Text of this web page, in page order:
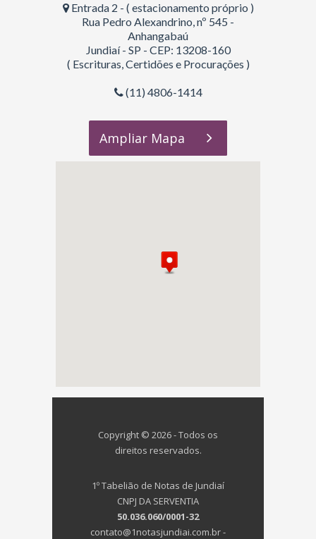
Entrada 2 - ( estacionamento próprio )
Rua Pedro Alexandrino, nº 545 -
Anhangabaú
Jundiaí - SP - CEP: 13208-160
( Escrituras, Certidões e Procurações )
(11) 4806-1414
Ampliar Mapa
Copyright © 2026 - Todos os
direitos reservados.
1º Tabelião de Notas de Jundiaí
CNPJ DA SERVENTIA
50.036.060/0001-32
contato@1notasjundiai.com.br -